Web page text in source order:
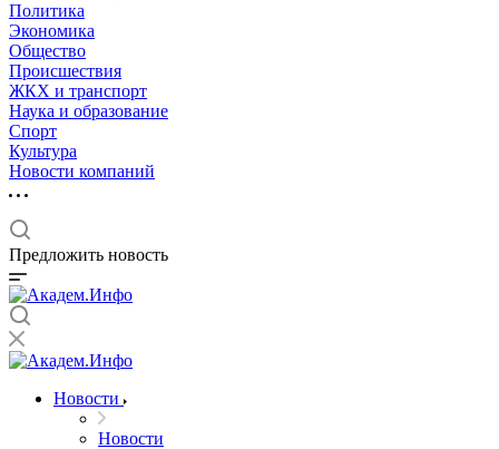
Политика
Экономика
Общество
Происшествия
ЖКХ и транспорт
Наука и образование
Спорт
Культура
Новости компаний
Предложить новость
Новости
Новости